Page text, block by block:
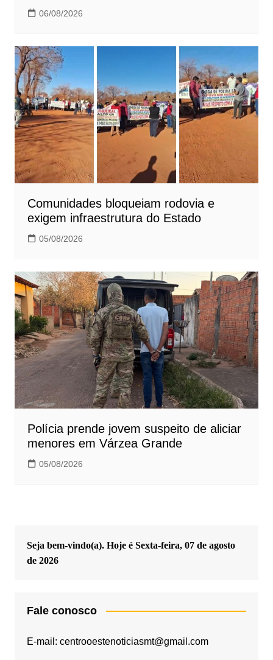
06/08/2026
Comunidades bloqueiam rodovia e
exigem infraestrutura do Estado
05/08/2026
Polícia prende jovem suspeito de aliciar
menores em Várzea Grande
05/08/2026
Seja bem-vindo(a). Hoje é Sexta-feira, 07 de agosto
de 2026
Fale conosco
E-mail: centrooestenoticiasmt@gmail.com